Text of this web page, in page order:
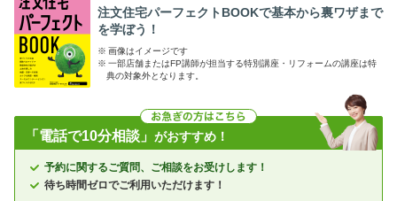
注文住宅パーフェクトBOOKで基本から裏ワザまで
を学ぼう！
※ 画像はイメージです
※ 一部店舗またはFP講師が担当する特別講座・リフォームの講座は特
典の対象外となります。
「電話で10分相談」 がおすすめ！
予約に関するご質問、ご相談をお受けします！
待ち時間ゼロでご利用いただけます！